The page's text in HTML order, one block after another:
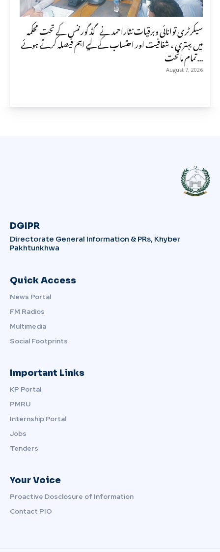
سیکرٹری توانائی وبرقیات نثاراحمد نے گڈ گورننس کے تحت محکمہ
میں بہتری ، شفافیت اور احتساب کے لیے اہم فیصلہ کرتے ہوئے
تمام ماتحت...
August 7, 2026
DGIPR
Directorate General Information & PRs, Khyber
Pakhtunkhwa
Quick Access
News Portal
FM Radios
Multimedia
Social Footprints
Important Links
KP Portal
PMRU
Internship Portal
Jobs
Tenders
Your Voice
Proactive Dosclosure of Information
Contact PIO